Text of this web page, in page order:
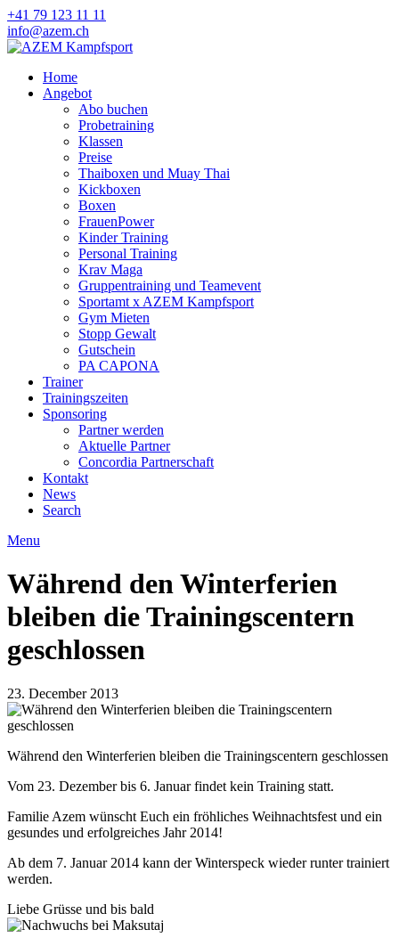
+41 79 123 11 11
info@azem.ch
Home
Angebot
Abo buchen
Probetraining
Klassen
Preise
Thaiboxen und Muay Thai
Kickboxen
Boxen
FrauenPower
Kinder Training
Personal Training
Krav Maga
Gruppentraining und Teamevent
Sportamt x AZEM Kampfsport
Gym Mieten
Stopp Gewalt
Gutschein
PA CAPONA
Trainer
Trainingszeiten
Sponsoring
Partner werden
Aktuelle Partner
Concordia Partnerschaft
Kontakt
News
Search
Menu
Während den Winterferien
bleiben die Trainingscentern
geschlossen
23. December 2013
Während den Winterferien bleiben die Trainingscentern geschlossen
Vom 23. Dezember bis 6. Januar findet kein Training statt.
Familie Azem wünscht Euch ein fröhliches Weihnachtsfest und ein
gesundes und erfolgreiches Jahr 2014!
Ab dem 7. Januar 2014 kann der Winterspeck wieder runter trainiert
werden.
Liebe Grüsse und bis bald